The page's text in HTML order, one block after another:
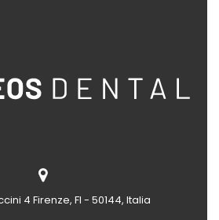
4 Firenze, FI - 50144, Italia